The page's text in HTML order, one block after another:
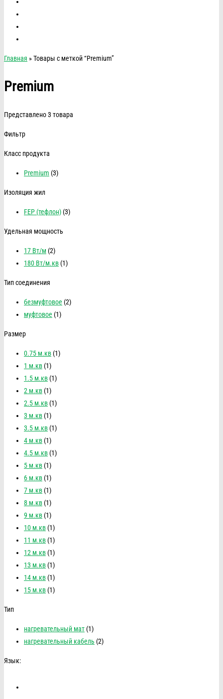
Главная » Товары с меткой “Premium”
Premium
Представлено 3 товара
Фильтр
Класс продукта
Premium (3)
Изоляция жил
FEP (тефлон) (3)
Удельная мощность
17 Вт/м (2)
180 Вт/м.кв (1)
Тип соединения
безмуфтовое (2)
муфтовое (1)
Размер
0.75 м.кв (1)
1 м.кв (1)
1.5 м.кв (1)
2 м.кв (1)
2.5 м.кв (1)
3 м.кв (1)
3.5 м.кв (1)
4 м.кв (1)
4.5 м.кв (1)
5 м.кв (1)
6 м.кв (1)
7 м.кв (1)
8 м.кв (1)
9 м.кв (1)
10 м.кв (1)
11 м.кв (1)
12 м.кв (1)
13 м.кв (1)
14 м.кв (1)
15 м.кв (1)
Тип
нагревательный мат (1)
нагревательный кабель (2)
Язык: